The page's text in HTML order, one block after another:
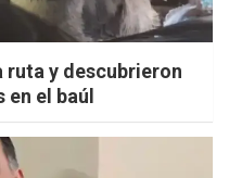
ruta y descubrieron
el baúl